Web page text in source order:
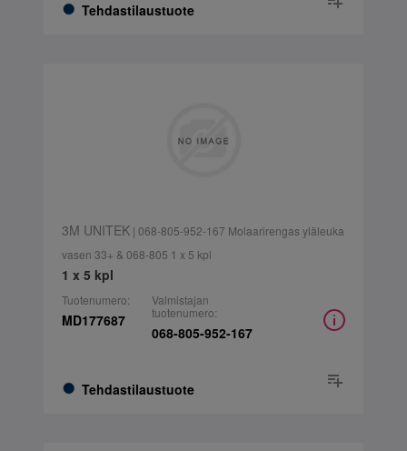
Tehdastilaustuote
3M UNITEK| 068-805-952-167 Molaarirengas yläleuka
vasen 33+ & 068-805 1 x 5 kpl
1 x 5 kpl
Tuotenumero:
MD177687
Tehdastilaustuote
Valmistajan
tuotenumero:
068-805-952-167